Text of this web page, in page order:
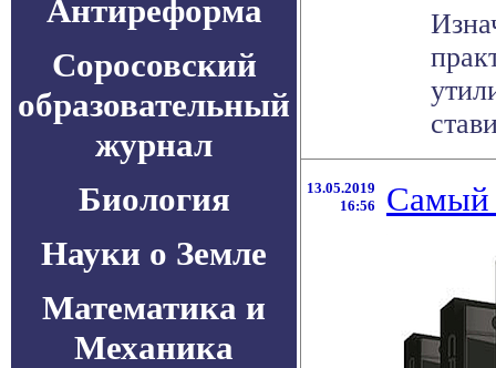
Антиреформа
Соросовский
образовательный
журнал
Биология
Науки о Земле
Математика и
Механика
13.05.2019
16:56
Самый